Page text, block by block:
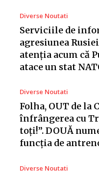
Diverse Noutati
Serviciile de
agresiunea
atenția acum că
atace un stat
Diverse Noutati
Folha, OUT de la
înfrângerea cu
toți!”. DOUĂ
funcția de
Diverse Noutati